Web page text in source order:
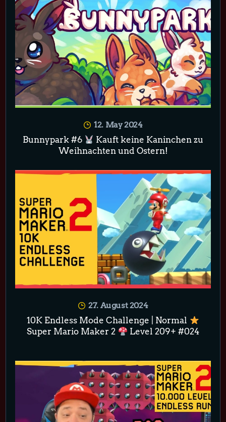
12. May 2024
Bunnypark #6
Kauft keine Kaninchen zu
Weihnachten und Ostern!
27. August 2024
10K Endless Mode Challenge | Normal
Super Mario Maker 2
Level 209+ #024